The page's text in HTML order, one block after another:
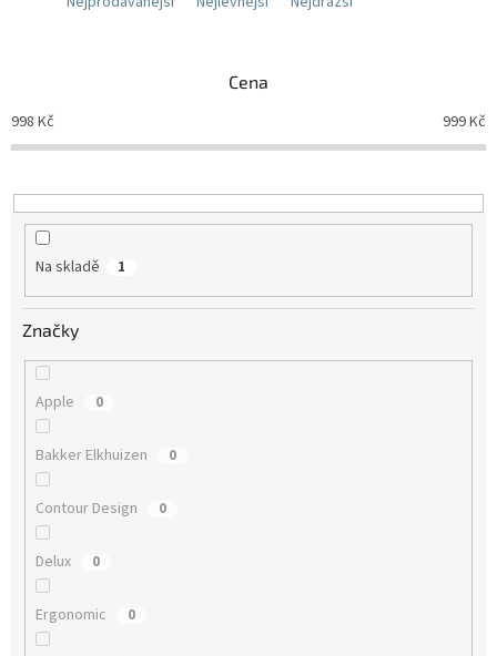
Cena
998 Kč 999Kč
Na skladě 1
Značky
Apple 0
Bakker Elkhuizen 0
Contour Design 0
Delux 0
Ergonomic 0